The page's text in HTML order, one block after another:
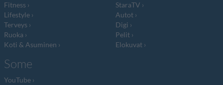
Fitness
Lifestyle
Terveys
Ruoka
Koti & Asuminen
StaraTV
Autot
Digi
Pelit
Elokuvat
Some
YouTube